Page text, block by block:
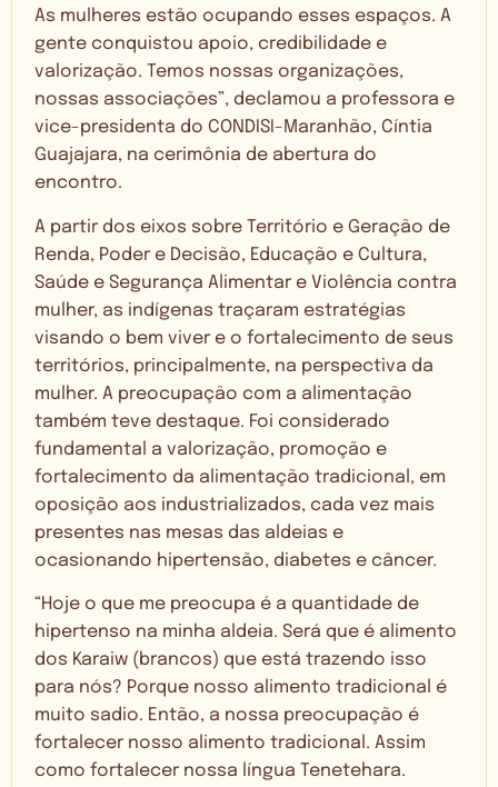
As mulheres estão ocupando esses espaços. A
gente conquistou apoio, credibilidade e
valorização. Temos nossas organizações,
nossas associações”, declamou a professora e
vice-presidenta do CONDISI-Maranhão, Cíntia
Guajajara, na cerimônia de abertura do
encontro.
A partir dos eixos sobre Território e Geração de
Renda, Poder e Decisão, Educação e Cultura,
Saúde e Segurança Alimentar e Violência contra
mulher, as indígenas traçaram estratégias
visando o bem viver e o fortalecimento de seus
territórios, principalmente, na perspectiva da
mulher. A preocupação com a alimentação
também teve destaque. Foi considerado
fundamental a valorização, promoção e
fortalecimento da alimentação tradicional, em
oposição aos industrializados, cada vez mais
presentes nas mesas das aldeias e
ocasionando hipertensão, diabetes e câncer.
“Hoje o que me preocupa é a quantidade de
hipertenso na minha aldeia. Será que é alimento
dos Karaiw (brancos) que está trazendo isso
para nós? Porque nosso alimento tradicional é
muito sadio. Então, a nossa preocupação é
fortalecer nosso alimento tradicional. Assim
como fortalecer nossa língua Tenetehara.